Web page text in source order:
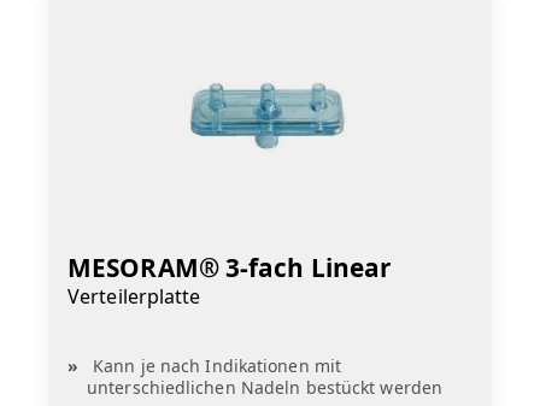
MESORAM® 3-fach Linear
Verteilerplatte
Kann je nach Indikationen mit
unterschiedlichen Nadeln bestückt werden